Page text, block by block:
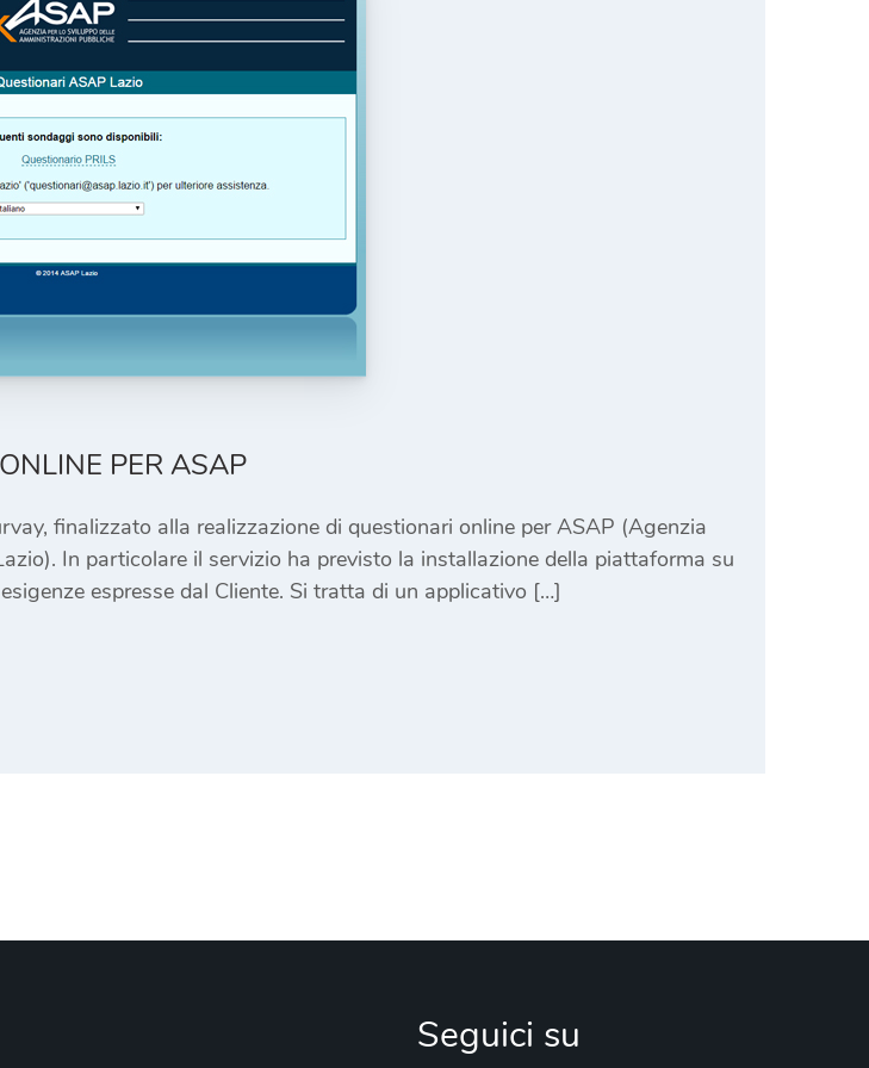
PER ASAP
finalizzato alla realizzazione di questionari online per ASAP (Agenzia
In particolare il servizio ha previsto la installazione della piattaforma su
espresse dal Cliente. Si tratta di un applicativo […]
Seguici su